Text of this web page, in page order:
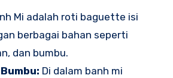
Mi adalah roti baguette isi
berbagai bahan seperti
dan bumbu.
Di dalam banh mi